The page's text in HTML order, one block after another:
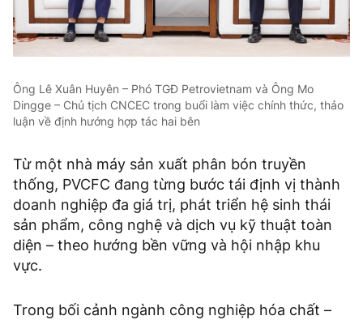
Ông Lê Xuân Huyên – Phó TGĐ Petrovietnam và Ông Mo
Dingge – Chủ tịch CNCEC trong buổi làm việc chính thức, thảo
luận về định hướng hợp tác hai bên
Từ một nhà máy sản xuất phân bón truyền
thống, PVCFC đang từng bước tái định vị thành
doanh nghiệp đa giá trị, phát triển hệ sinh thái
sản phẩm, công nghệ và dịch vụ kỹ thuật toàn
diện – theo hướng bền vững và hội nhập khu
vực.
Trong bối cảnh ngành công nghiệp hóa chất –